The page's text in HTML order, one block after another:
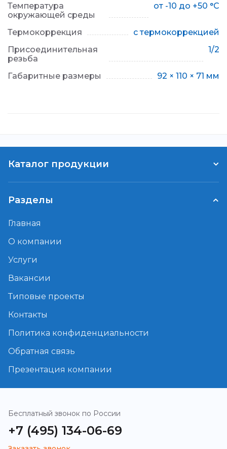
Температура
окружающей среды
от -10 до +50 °С
Термокоррекция
с термокоррекцией
Присоединительная
резьба
1/2
Габаритные размеры 92 × 110 × 71 мм
Каталог продукции
Разделы
Главная
О компании
Услуги
Вакансии
Типовые проекты
Контакты
Политика конфиденциальности
Обратная связь
Презентация компании
Бесплатный звонок по России
+7 (495) 134-06-69